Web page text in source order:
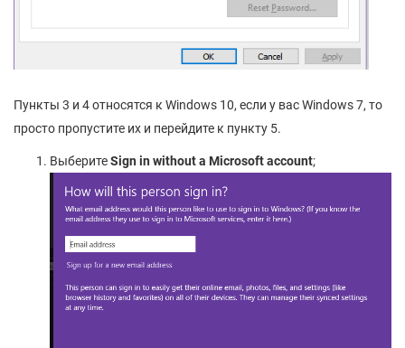
Пункты 3 и 4 относятся к Windows 10, если у вас Windows 7, то
просто пропустите их и перейдите к пункту 5.
ВыберитеSign in without a Microsoft account;